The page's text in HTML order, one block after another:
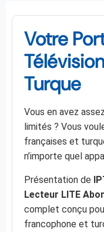
Votre
Turque
Vous en avez
limités ? Vous
françaises et
n’importe quel
Présentation de
Lecteur LITE
complet conçu
francophone et